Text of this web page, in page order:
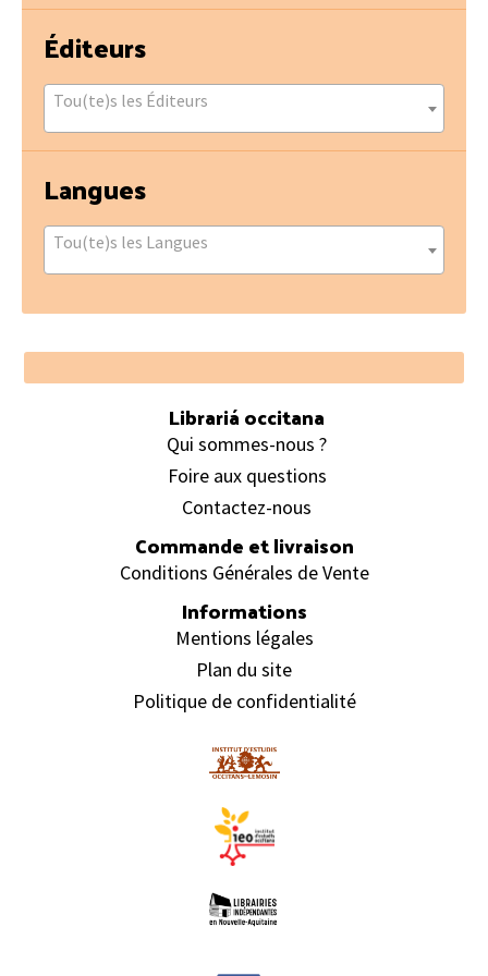
Éditeurs
Tou(te)s les Éditeurs
Langues
Tou(te)s les Langues
Footer
Librariá occitana
Qui sommes-nous ?
Foire aux questions
Contactez-nous
Commande et livraison
Conditions Générales de Vente
Informations
Mentions légales
Plan du site
Politique de confidentialité